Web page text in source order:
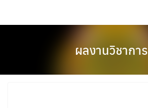
content
ผลงานวิชาการ